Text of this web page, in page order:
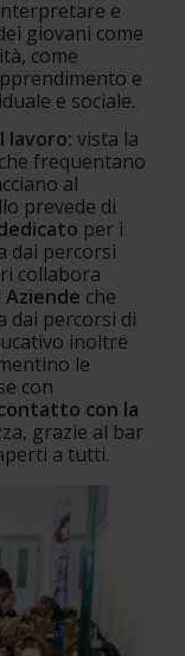
e
giovani come
come
e
e sociale.
lavoro: vista la
frequentano
al
prevede di
per i
dai percorsi
collabora
che
dai percorsi di
inoltre
le
con la
grazie al bar
a tutti.